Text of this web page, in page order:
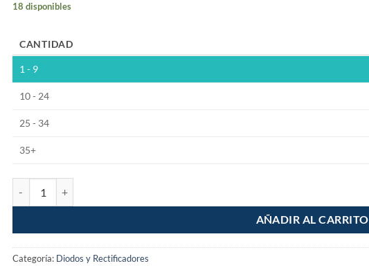
18 disponibles
CANTIDAD
1 - 9
10 - 24
25 - 34
35+
AÑADIR AL CARRITO
Categoría: Diodos y Rectificadores